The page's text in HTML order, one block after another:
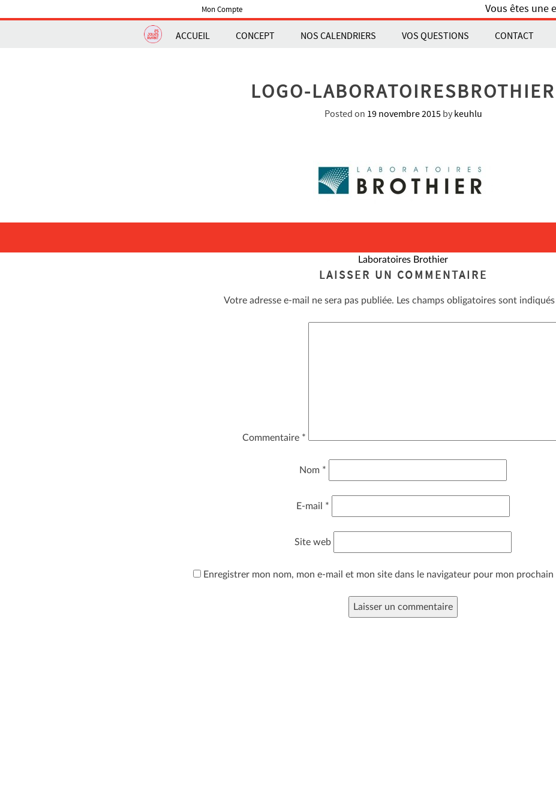
Mon Compte Vous êtes une
ACCUEIL CONCEPT NOS CALENDRIERS VOS QUESTIONS CONTACT
LOGO-LABORATOIRESBROTHIER
Posted on 19 novembre 2015by keuhlu
Laboratoires Brothier
LAISSER UN COMMENTAIRE
Votre adresse e-mail ne sera pas publiée. Les champs obligatoires sont indiqués
Commentaire *
Nom *
E-mail *
Site web
Enregistrer mon nom, mon e-mail et mon site dans le navigateur pour mon